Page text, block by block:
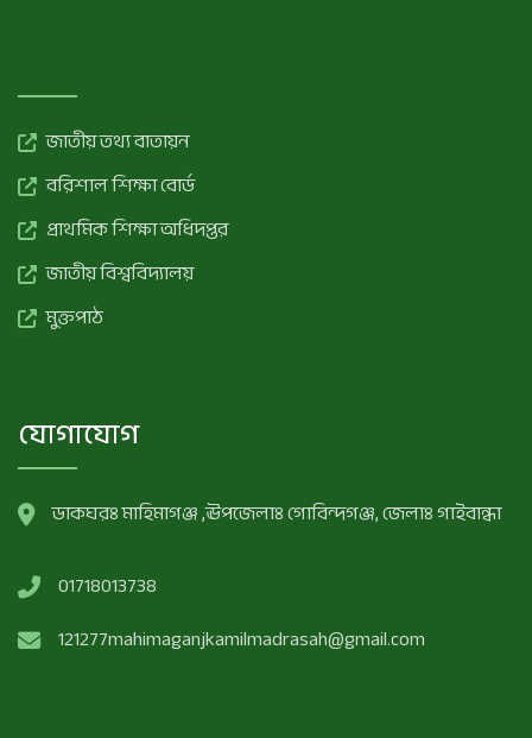
জাতীয় তথ্য বাতায়ন
বরিশাল শিক্ষা বোর্ড
প্রাথমিক শিক্ষা অধিদপ্তর
জাতীয় বিশ্ববিদ্যালয়
মুক্তপাঠ
যোগাযোগ
ডাকঘরঃ মাহিমাগঞ্জ ,ঊপজেলাঃ গোবিন্দগঞ্জ, জেলাঃ গাইবান্ধা
‪01718013738
121277mahimaganjkamilmadrasah@gmail.com